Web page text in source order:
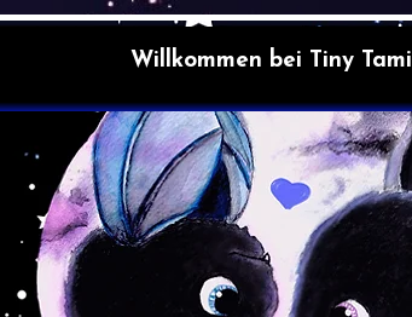
Willkommen bei Tiny Tami